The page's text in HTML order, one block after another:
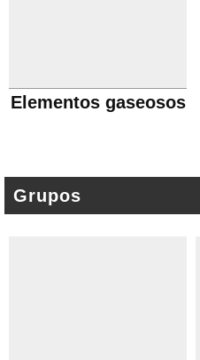
Elementos gaseosos
Grupos